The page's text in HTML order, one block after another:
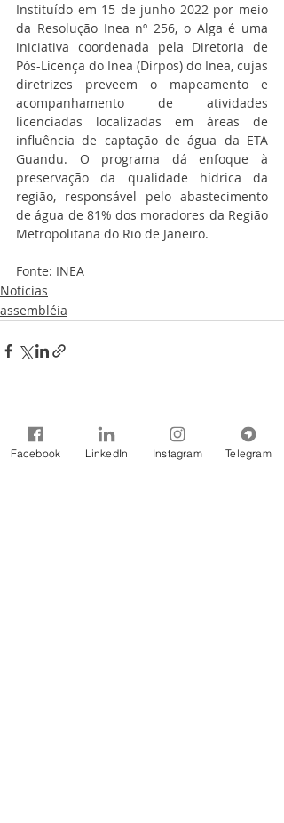
Instituído em 15 de junho 2022 por meio
da Resolução Inea nº 256, o Alga é uma
iniciativa coordenada pela Diretoria de
Pós-Licença do Inea (Dirpos) do Inea, cujas
diretrizes preveem o mapeamento e
acompanhamento de atividades
licenciadas localizadas em áreas de
influência de captação de água da ETA
Guandu. O programa dá enfoque à
preservação da qualidade hídrica da
região, responsável pelo abastecimento
de água de 81% dos moradores da Região
Metropolitana do Rio de Janeiro.
Fonte: INEA
Notícias
assembléia
Comentários
Facebook LinkedIn Instagram Telegram